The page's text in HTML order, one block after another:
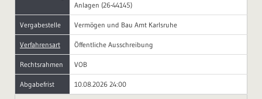
Anlagen (26-44145)
Vergabestelle Vermögen und Bau Amt Karlsruhe
Verfahrensart Öffentliche Ausschreibung
Rechtsrahmen VOB
Abgabefrist 10.08.2026 24:00